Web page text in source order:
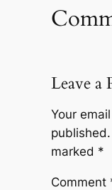
Leave a
Your
published.
marked *
Comment